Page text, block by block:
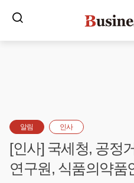
알림 인사
[인사] 국세청, 공정
연구원, 식품의약품